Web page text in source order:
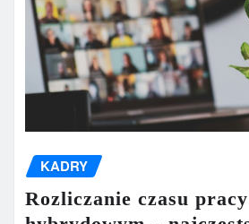
KADRY
Rozliczanie czasu